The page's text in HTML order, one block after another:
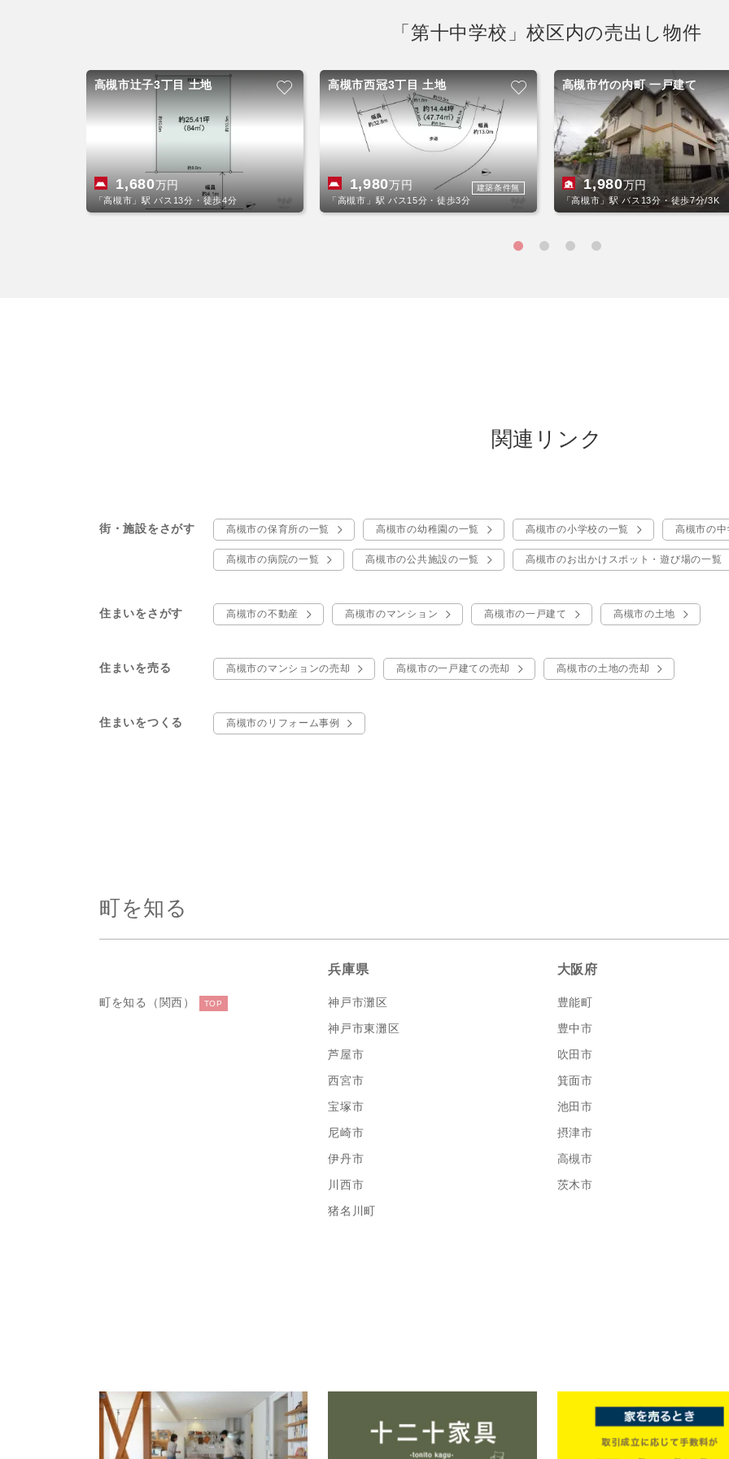
「第十中学校」校区内の売出し物件
高槻市辻子3丁目 土地
1,680万円
「高槻市」駅 バス13分・徒歩4分
高槻市西冠3丁目 土地
1,980万円 建築条件無
「高槻市」駅 バス15分・徒歩3分
高槻市竹の内町 一戸建て
1,980万円
「高槻市」駅 バス13分・徒歩7分/3K
関連リンク
街・施設をさがす 高槻市の保育所の一覧 高槻市の幼稚園の一覧 高槻市の小学校の一覧 高槻市の
高槻市の病院の一覧 高槻市の公共施設の一覧 高槻市のお出かけスポット・遊び場の一覧
住まいをさがす 高槻市の不動産 高槻市のマンション 高槻市の一戸建て 高槻市の土地
住まいを売る 高槻市のマンションの売却 高槻市の一戸建ての売却 高槻市の土地の売却
住まいをつくる 高槻市のリフォーム事例
町を知る
町を知る（関西） TOP
兵庫県
神戸市灘区
神戸市東灘区
芦屋市
西宮市
宝塚市
尼崎市
伊丹市
川西市
猪名川町
大阪府
豊能町
豊中市
吹田市
箕面市
池田市
摂津市
高槻市
茨木市